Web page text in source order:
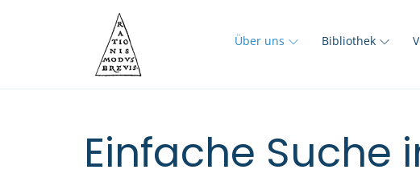
Über uns Bibliothek
Einfache Suche